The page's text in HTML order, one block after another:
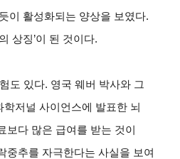
이 활성화되는 양상을 보였다.
상징’이 된 것이다.
도 있다. 영국 웨버 박사와 그
저널 사이언스에 발표한 뇌
보다 많은 급여를 받는 것이
중추를 자극한다는 사실을 보여